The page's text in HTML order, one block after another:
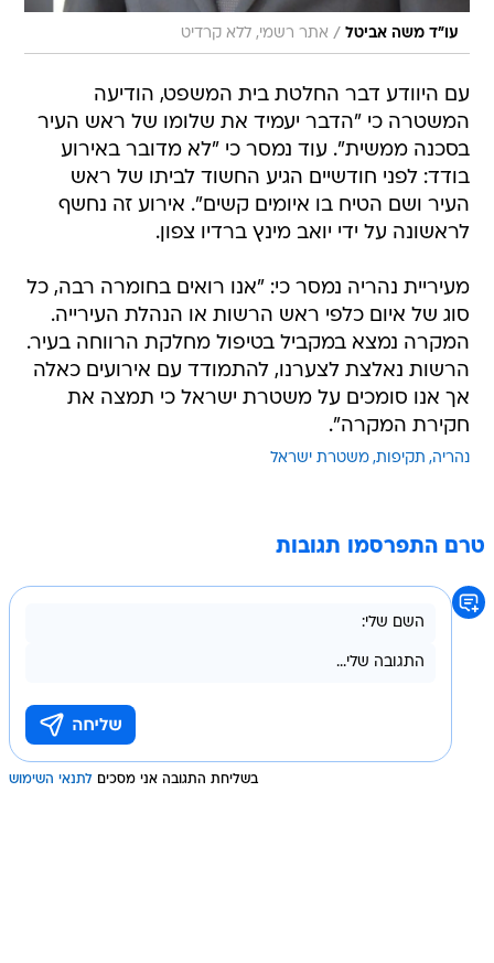
עם היוודע דבר החלטת בית המשפט, הודיעה
בסכנה ממשית". עוד נמסר כי "לא מדובר באירוע
בודד: לפני חודשיים הגיע החשוד לביתו של ראש
העיר ושם הטיח בו איומים קשים". אירוע זה נחשף
לראשונה על ידי יואב מינץ ברדיו צפון.
מעיריית נהריה נמסר כי: "אנו רואים בחומרה רבה, כל
המקרה נמצא במקביל בטיפול מחלקת הרווחה בעיר.
הרשות נאלצת לצערנו, להתמודד עם אירועים כאלה
אך אנו סומכים על משטרת ישראל כי תמצה את
חקירת המקרה".
נהריה תקיפות משטרת ישראל
בשליחת התגובה אני מסכים לתנאי השימוש